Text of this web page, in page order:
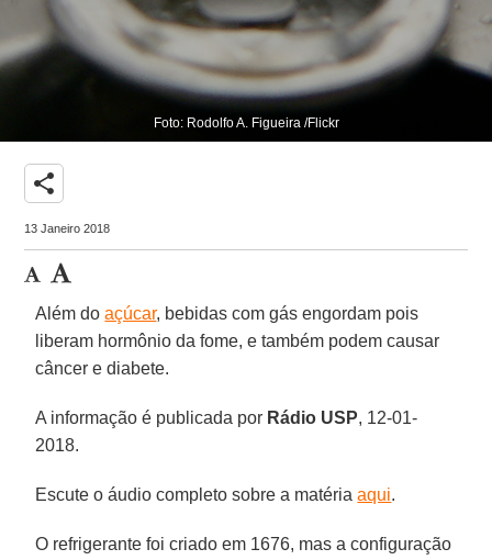
Foto: Rodolfo A. Figueira /Flickr
share
13 Janeiro 2018
Além doaçúcar, bebidas com gás engordam pois
liberam hormônio da fome, e também podem causar
câncer e diabete.
A informação é publicada por Rádio USP, 12-01-
2018.
Escute o áudio completo sobre a matériaaqui.
O refrigerante foi criado em 1676, mas a configuração